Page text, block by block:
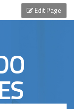
Edit Page